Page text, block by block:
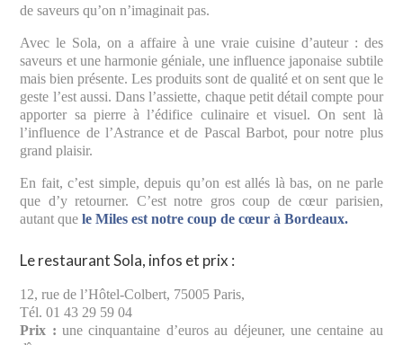
de saveurs qu’on n’imaginait pas.
Avec le Sola, on a affaire à une vraie cuisine d’auteur : des
saveurs et une harmonie géniale, une influence japonaise subtile
mais bien présente. Les produits sont de qualité et on sent que le
geste l’est aussi. Dans l’assiette, chaque petit détail compte pour
apporter sa pierre à l’édifice culinaire et visuel. On sent là
l’influence de l’Astrance et de Pascal Barbot, pour notre plus
grand plaisir.
En fait, c’est simple, depuis qu’on est allés là bas, on ne parle
que d’y retourner. C’est notre gros coup de cœur parisien,
autant que le Miles est notre coup de cœur à Bordeaux.
Le restaurant Sola, infos et prix :
12, rue de l’Hôtel-Colbert, 75005 Paris,
Tél. 01 43 29 59 04
Prix : une cinquantaine d’euros au déjeuner, une centaine au